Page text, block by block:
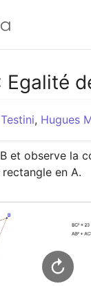
Se connecter
Egalité
, Hugues
et observe la
en A.